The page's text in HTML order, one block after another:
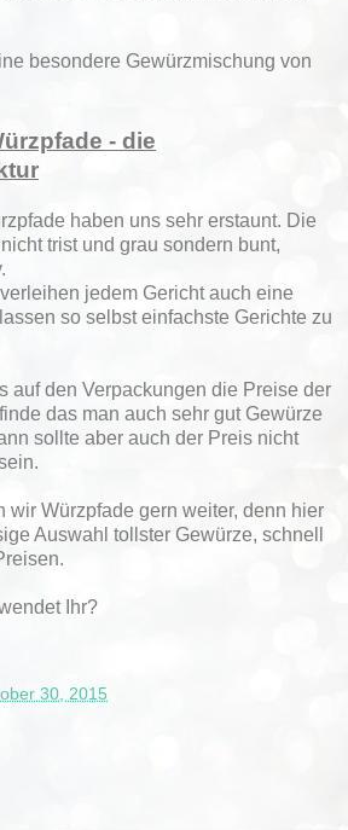
besondere Gewürzmischung von
- die
haben uns sehr erstaunt. Die
trist und grau sondern bunt,
jedem Gericht auch eine
so selbst einfachste Gerichte zu
auf den Verpackungen die Preise der
das man auch sehr gut Gewürze
sollte aber auch der Preis nicht
wir Würzpfade gern weiter, denn hier
Auswahl tollster Gewürze, schnell
Ihr?
30, 2015